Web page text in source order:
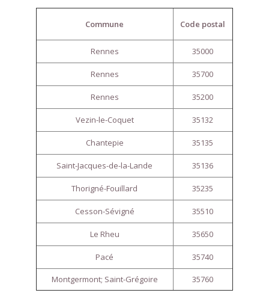
Commune Code postal
Rennes 35000
Rennes 35700
Rennes 35200
Vezin-le-Coquet 35132
Chantepie 35135
Saint-Jacques-de-la-Lande 35136
Thorigné-Fouillard 35235
Cesson-Sévigné 35510
Le Rheu 35650
Pacé 35740
Montgermont; Saint-Grégoire 35760